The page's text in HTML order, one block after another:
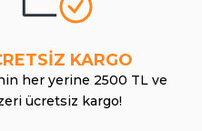
KARGO
her yerine 2500 TL ve
ücretsiz kargo!